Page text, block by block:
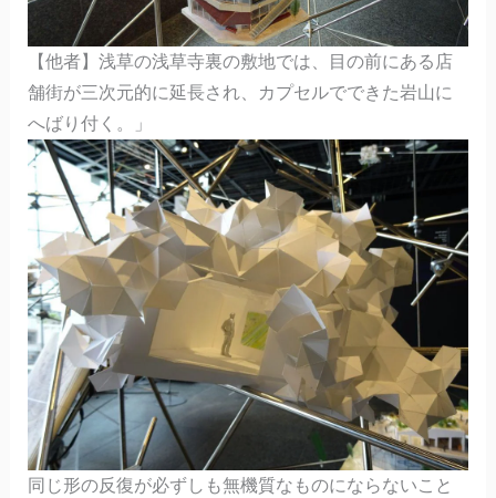
【他者】浅草の浅草寺裏の敷地では、目の前にある店
舗街が三次元的に延長され、カプセルでできた岩山に
へばり付く。」
同じ形の反復が必ずしも無機質なものにならないこと